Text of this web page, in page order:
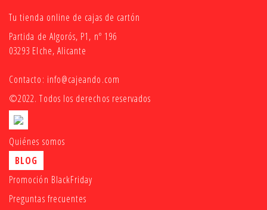
Tu tienda online de cajas de cartón
Partida de Algorós, P1, nº 196
03293 Elche, Alicante
Contacto: info@cajeando.com
©2022. Todos los derechos reservados
Quiénes somos
BLOG
Promoción BlackFriday
Preguntas frecuentes